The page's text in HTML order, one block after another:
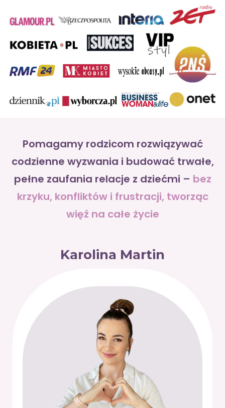
Pomagamy rodzicom rozwiązywać
codzienne wyzwania i budować trwałe,
pełne zaufania relacje z dziećmi – bez
krzyku, konfliktów i frustracji, tworząc
więź na całe życie
Karolina Martin